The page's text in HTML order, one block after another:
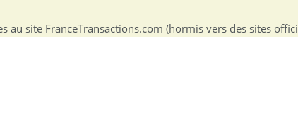
au site FranceTransactions.com (hormis vers des sites